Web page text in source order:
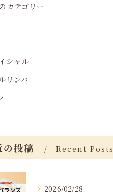
カテゴリー
シャル
リンパ
の投稿 Recent Posts
2026/02/28